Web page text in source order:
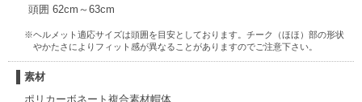
頭囲 62cm～63cm
※ヘルメット適応サイズは頭囲を目安としております。チーク（ほほ）部の形状
やかたさによりフィット感が異なることがありますのでご注意下さい。
素材
ポリカーボネート複合素材帽体